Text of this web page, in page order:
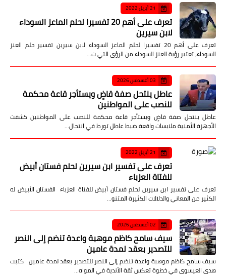
21 أبريل 2022
تعرف على أهم 20 تفسيرا لحلم الماعز السوداء
لابن سيرين
تعرف على أهم 20 تفسيرا لحلم الماعز السوداء لابن سيرين تفسير حلم العنز
السوداء، تعتبر رؤية العنز السوداء من الرؤى التي ت…
03 أغسطس 2026
عاطل ينتحل صفة قاضٍ ويستأجر قاعة محكمة
للنصب على المواطنين
عاطل ينتحل صفة قاضٍ ويستأجر قاعة محكمة للنصب على المواطنين كشفت
الأجهزة الأمنية ملابسات واقعة ضبط عاطل تورط في انتحال…
21 أبريل 2022
تعرف على تفسير ابن سيرين لحلم فستان أبيض
للفتاة العزباء
تعرف على تفسير ابن سيرين لحلم فستان أبيض للفتاة العزباء الفستان الأبيض له
الكثير من المعاني والدلالات الكثيرة المتنو…
02 أغسطس 2026
سيف سامح كاظم موهبة واعدة تنضم إلى النصر
للتصدير بعقد لمدة عامين
سيف سامح كاظم موهبة واعدة تنضم إلى النصر للتصدير بعقد لمدة عامين كتبت
هدى العيسوى في خطوة تعكس ثقة الأندية في المواه…